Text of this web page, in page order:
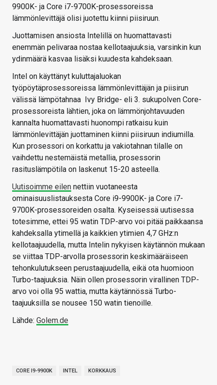
9900K- ja Core i7-9700K-prosessoreissa
lämmönlevittäjä olisi juotettu kiinni piisiruun.
Juottamisen ansiosta Intelillä on huomattavasti
enemmän pelivaraa nostaa kellotaajuuksia, varsinkin kun
ydinmäärä kasvaa lisäksi kuudesta kahdeksaan.
Intel on käyttänyt kuluttajaluokan
työpöytäprosessoreissa lämmönlevittäjän ja piisirun
välissä lämpötahnaa Ivy Bridge- eli 3. sukupolven Core-
prosessoreista lähtien, joka on lämmönjohtavuuden
kannalta huomattavasti huonompi ratkaisu kuin
lämmönlevittäjän juottaminen kiinni piisiruun indiumilla.
Kun prosessori on korkattu ja vakiotahnan tilalle on
vaihdettu nestemäistä metallia, prosessorin
rasituslämpötila on laskenut 15-20 asteella.
Uutisoimme eilen nettiin vuotaneesta
ominaisuuslistauksesta Core i9-9900K- ja Core i7-
9700K-prosessoreiden osalta. Kyseisessä uutisessa
totesimme, ettei 95 watin TDP-arvo voi pitää paikkaansa
kahdeksalla ytimellä ja kaikkien ytimien 4,7 GHz:n
kellotaajuudella, mutta Intelin nykyisen käytännön mukaan
se viittaa TDP-arvolla prosessorin keskimääräiseen
tehonkulutukseen perustaajuudella, eikä ota huomioon
Turbo-taajuuksia. Näin ollen prosessorin virallinen TDP-
arvo voi olla 95 wattia, mutta käytännössä Turbo-
taajuuksilla se nousee 150 watin tienoille.
Lähde: Golem.de
CORE I9-9900K INTEL KORKKAUS